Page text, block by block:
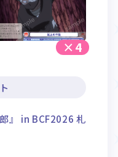
×4
』 in BCF2026 札